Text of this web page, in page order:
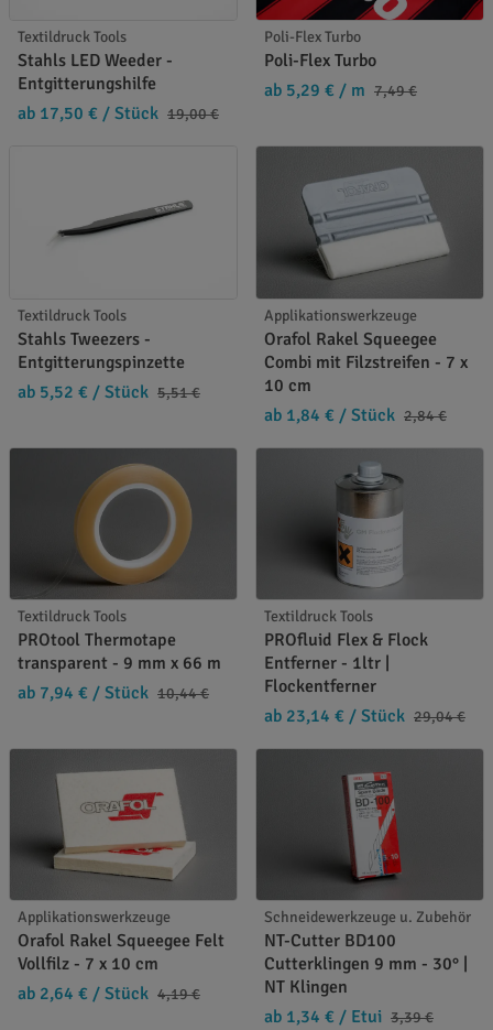
Textildruck Tools
Stahls LED Weeder -
Entgitterungshilfe
ab 17,50 € / Stück 19,00 €
Poli-Flex Turbo
Poli-Flex Turbo
ab 5,29 € / m 7,49 €
Textildruck Tools
Stahls Tweezers -
Entgitterungspinzette
ab 5,52 € / Stück 5,51 €
Applikationswerkzeuge
Orafol Rakel Squeegee
Combi mit Filzstreifen - 7 x
10 cm
ab 1,84 € / Stück 2,84 €
Textildruck Tools
PROtool Thermotape
transparent - 9 mm x 66 m
ab 7,94 € / Stück 10,44 €
Textildruck Tools
PROfluid Flex & Flock
Entferner - 1ltr |
Flockentferner
ab 23,14 € / Stück 29,04 €
Applikationswerkzeuge
Orafol Rakel Squeegee Felt
Vollfilz - 7 x 10 cm
ab 2,64 € / Stück 4,19 €
Schneidewerkzeuge u. Zubehör
NT-Cutter BD100
Cutterklingen 9 mm - 30° |
NT Klingen
ab 1,34 € / Etui 3,39 €